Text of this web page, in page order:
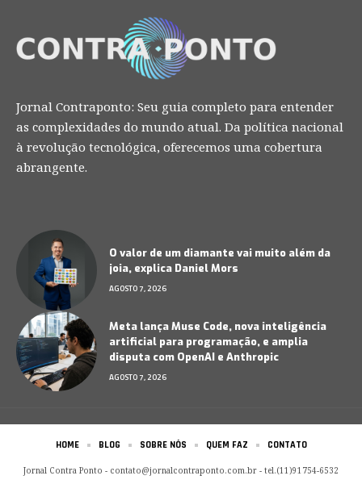
Jornal Contraponto: Seu guia completo para entender
as complexidades do mundo atual. Da política nacional
à revolução tecnológica, oferecemos uma cobertura
abrangente.
O valor de um diamante vai muito além da
joia, explica Daniel Mors
AGOSTO 7, 2026
Meta lança Muse Code, nova inteligência
artificial para programação, e amplia
disputa com OpenAI e Anthropic
AGOSTO 7, 2026
Jornal Contra Ponto - contato@jornalcontraponto.com.br - tel.(11)91754-6532
HOME BLOG SOBRE NÓS QUEM FAZ CONTATO